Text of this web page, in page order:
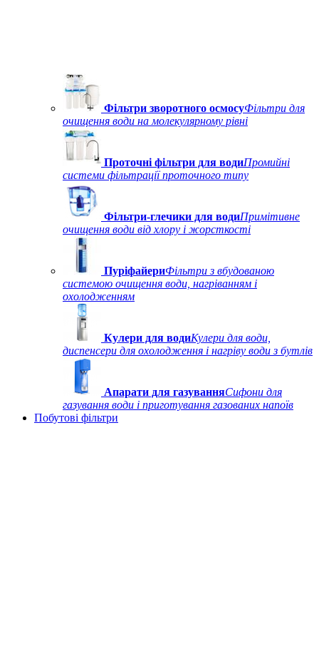
Фільтри зворотного осмосуФільтри для
очищення води на молекулярному рівні
Проточні фільтри для водиПромийні
системи фільтрації проточного типу
Фільтри-глечики для водиПримітивне
очищення води від хлору і жорсткості
ПуріфайериФільтри з вбудованою
системою очищення води, нагріванням і
охолодженням
Кулери для водиКулери для води,
диспенсери для охолодження і нагріву води з бутлів
Апарати для газуванняСифони для
газування води і приготування газованих напоїв
Побутові фільтри